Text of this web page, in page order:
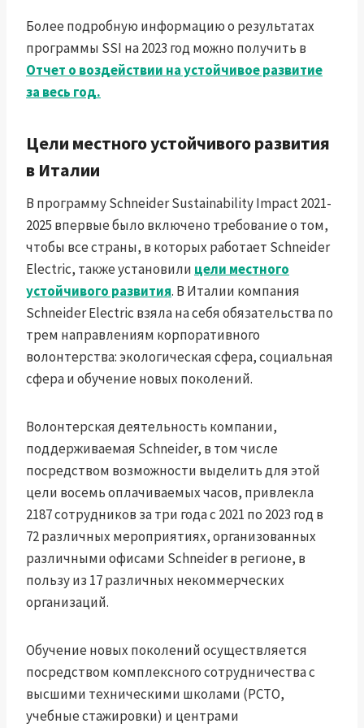
Более подробную информацию о результатах
программы SSI на 2023 год можно получить в
Отчет о воздействии на устойчивое развитие
за весь год.
Цели местного устойчивого развития
в Италии
В программу Schneider Sustainability Impact 2021-
2025 впервые было включено требование о том,
чтобы все страны, в которых работает Schneider
Electric, также установили цели местного
устойчивого развития. В Италии компания
Schneider Electric взяла на себя обязательства по
трем направлениям корпоративного
волонтерства: экологическая сфера, социальная
сфера и обучение новых поколений.
Волонтерская деятельность компании,
поддерживаемая Schneider, в том числе
посредством возможности выделить для этой
цели восемь оплачиваемых часов, привлекла
2187 сотрудников за три года с 2021 по 2023 год в
72 различных мероприятиях, организованных
различными офисами Schneider в регионе, в
пользу из 17 различных некоммерческих
организаций.
Обучение новых поколений осуществляется
посредством комплексного сотрудничества с
высшими техническими школами (PCTO,
учебные стажировки) и центрами